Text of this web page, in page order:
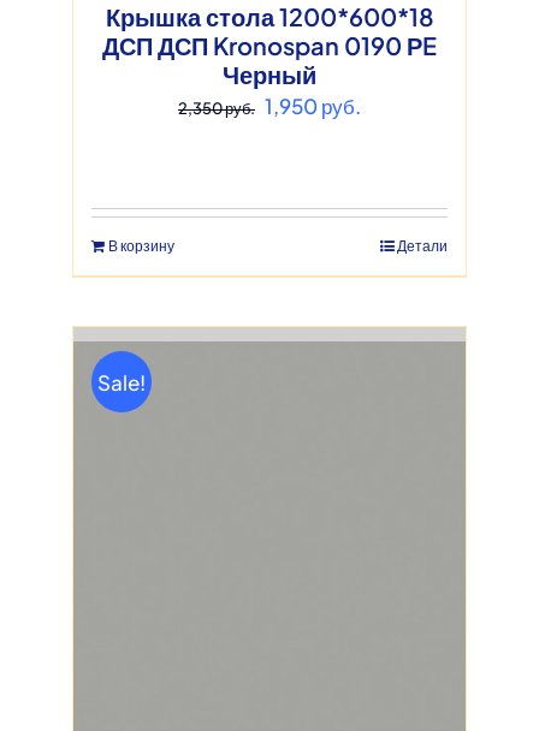
Крышка стола 1200*600*18
ДСП ДСП Kronospan 0190 РE
Черный
2,350руб. Первоначальная
2,350 руб..
1,950руб.
В корзину Детали
Sale!